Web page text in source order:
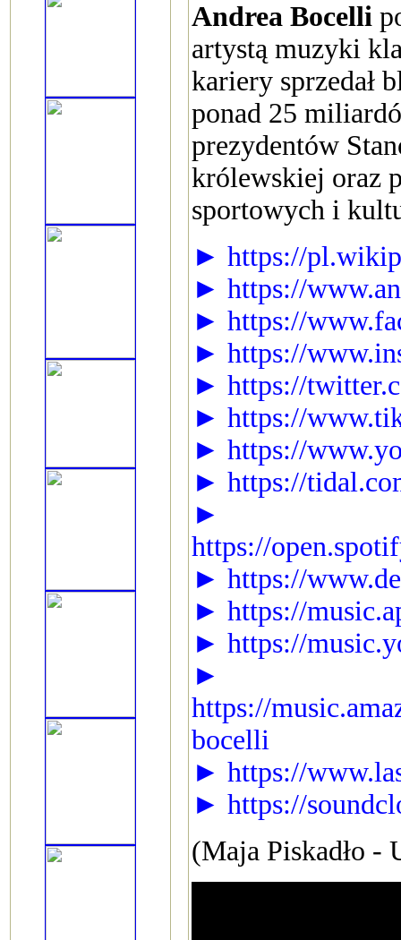
Andrea Bocelli
artystą muzyki
kariery sprzedał
ponad 25
prezydentów
królewskiej oraz
sportowych i
► https://
► https://
► https://
► https://
► https://
► https://
► https://
► https://
►
https://
► https://
► https://
► https://
►
https://
bocelli
► https://
► https://
(Maja Piskadło -